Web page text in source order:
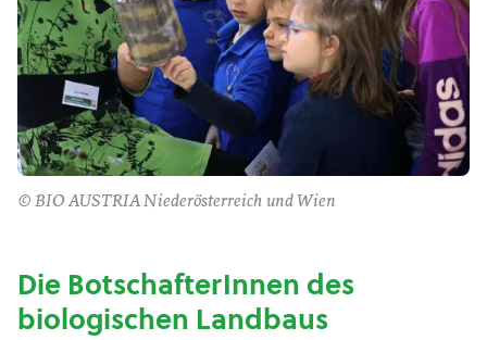
© BIO AUSTRIA Niederösterreich und Wien
Die BotschafterInnen des
biologischen Landbaus